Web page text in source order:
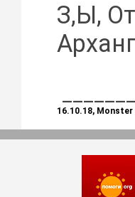
З,Ы,
16.10.18, Monster